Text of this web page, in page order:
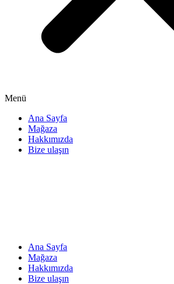
Menü
Ana Sayfa
Mağaza
Hakkımızda
Bize ulaşın
Ana Sayfa
Mağaza
Hakkımızda
Bize ulaşın